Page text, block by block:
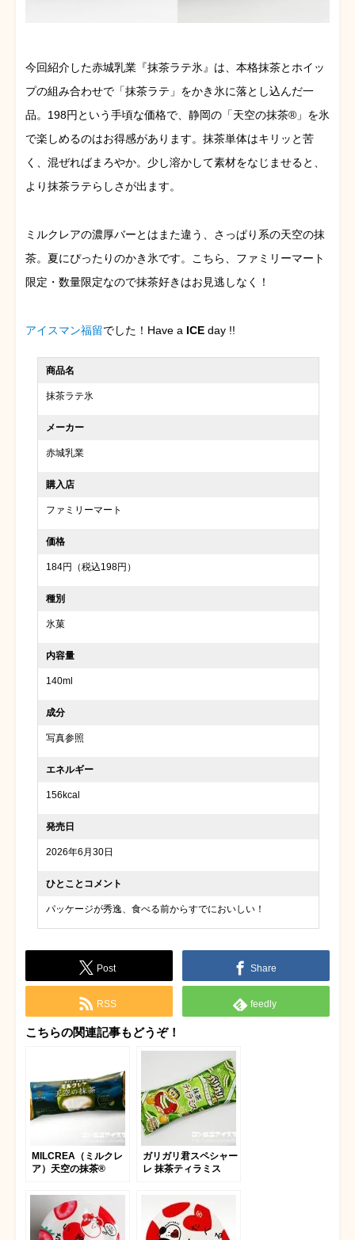
今回紹介した赤城乳業『抹茶ラテ氷』は、本格抹茶とホイッ
プの組み合わせで「抹茶ラテ」をかき氷に落とし込んだ一
品。198円という手頃な価格で、静岡の「天空の抹茶®」を氷
で楽しめるのはお得感があります。抹茶単体はキリッと苦
く、混ぜればまろやか。少し溶かして素材をなじませると、
より抹茶ラテらしさが出ます。
ミルクレアの濃厚バーとはまた違う、さっぱり系の天空の抹
茶。夏にぴったりのかき氷です。こちら、ファミリーマート
限定・数量限定なので抹茶好きはお見逃しなく！
アイスマン福留でした！Have a ICE day !!
商品名
抹茶ラテ氷
メーカー
赤城乳業
購入店
ファミリーマート
価格
184円（税込198円）
種別
氷菓
内容量
140ml
成分
写真参照
エネルギー
156kcal
発売日
2026年6月30日
ひとことコメント
パッケージが秀逸、食べる前からすでにおいしい！
Post Share
RSS feedly
こちらの関連記事もどうぞ！
MILCREA（ミルクレ
ア）天空の抹茶®
ガリガリ君スペシャー
レ 抹茶ティラミス